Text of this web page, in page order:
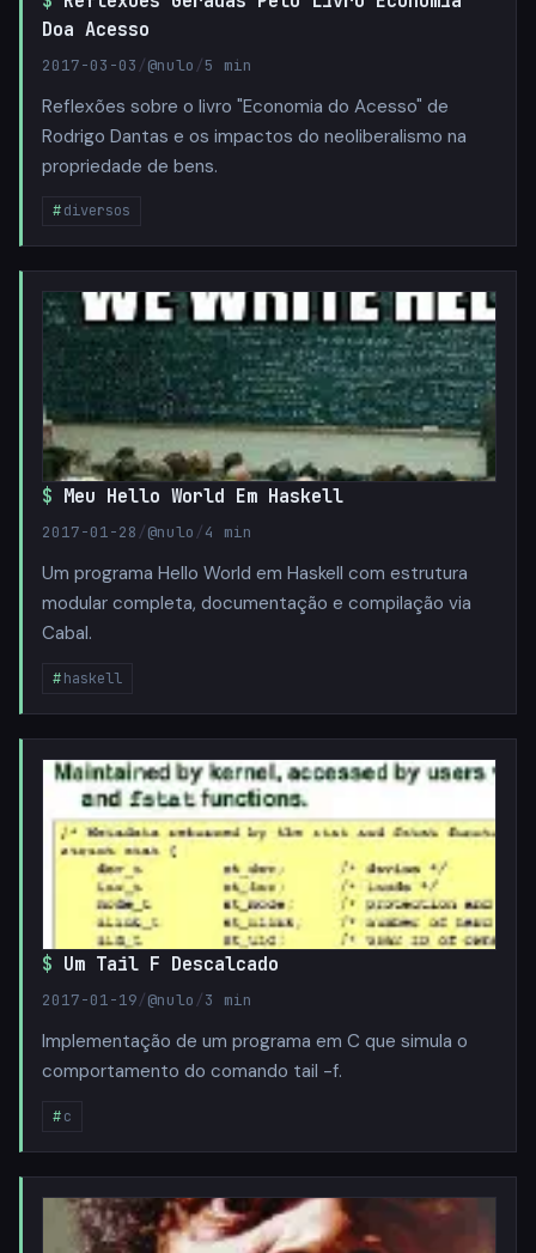
Doa Acesso
2017-03-03 /@nulo /5 min
Reflexões sobre o livro "Economia do Acesso" de
Rodrigo Dantas e os impactos do neoliberalismo na
propriedade de bens.
diversos
Meu Hello World Em Haskell
2017-01-28/@nulo/4 min
Um programa Hello World em Haskell com estrutura
modular completa, documentação e compilação via
Cabal.
haskell
Um Tail F Descalcado
2017-01-19/@nulo /3 min
Implementação de um programa em C que simula o
comportamento do comando tail -f.
c